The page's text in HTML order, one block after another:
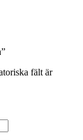
fält är